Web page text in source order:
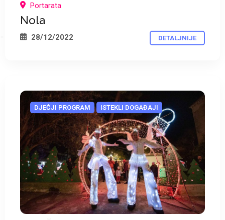
Portarata
Nola
28/12/2022 DETALJNIJE
DJEČJI PROGRAM ISTEKLI DOGAĐAJI